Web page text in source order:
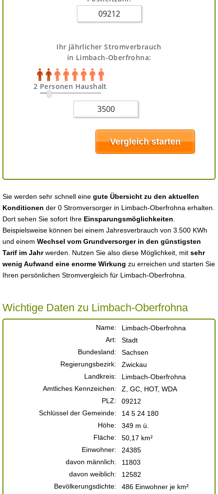
Ihr jährlicher Stromverbrauch
in Limbach-Oberfrohna:
2 Personen Haushalt
Sie werden sehr schnell eine gute Übersicht zu den aktuellen
Konditionen der 0 Stromversorger in Limbach-Oberfrohna erhalten.
Dort sehen Sie sofort Ihre Einsparungsmöglichkeiten
Beispielsweise können bei einem Jahresverbrauch von 3.500 KWh
und einem Wechsel vom Grundversorger in den günstigsten
Tarif im Jahrwerden. Nutzen Sie also diese Möglichkeit, mit sehr
wenig Aufwand eine enorme Wirkung zu erreichen und starten Sie
Ihren persönlichen Stromvergleich für Limbach-Oberfrohna.
Wichtige Daten zu Limbach-Oberfrohna
Name:
Limbach-Oberfrohna
Art:
Stadt
Bundesland:
Sachsen
Regierungsbezirk:
Zwickau
Landkreis:
Limbach-Oberfrohna
Amtliches Kennzeichen:
Z, GC, HOT, WDA
PLZ:
09212
Schlüssel der Gemeinde:
14 5 24 180
Höhe:
349 m ü.
Fläche:
50,17 km²
Einwohner:
24385
davon männlich:
11803
davon weiblich:
12582
Bevölkerungsdichte:
486 Einwohner je km²